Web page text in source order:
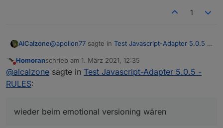
1
AlCalzone@apollon77 sagte in Test Javascript-Adapter 5.0.5 -
Die 5.0.0 zeigt in dem Fall ein grösseres
Nicht stören
Homoranschrieb am 1. März 2021, 12:35
zuletzt editiert von
@alcalzone sagte in Test Javascript-Adapter 5.0.5 -
RULES:
wieder beim emotional versioning wären